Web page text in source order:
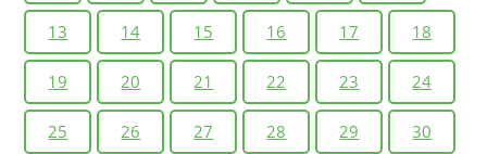
13 14 15 16 17 18
19 20 21 22 23 24
25 26 27 28 29 30